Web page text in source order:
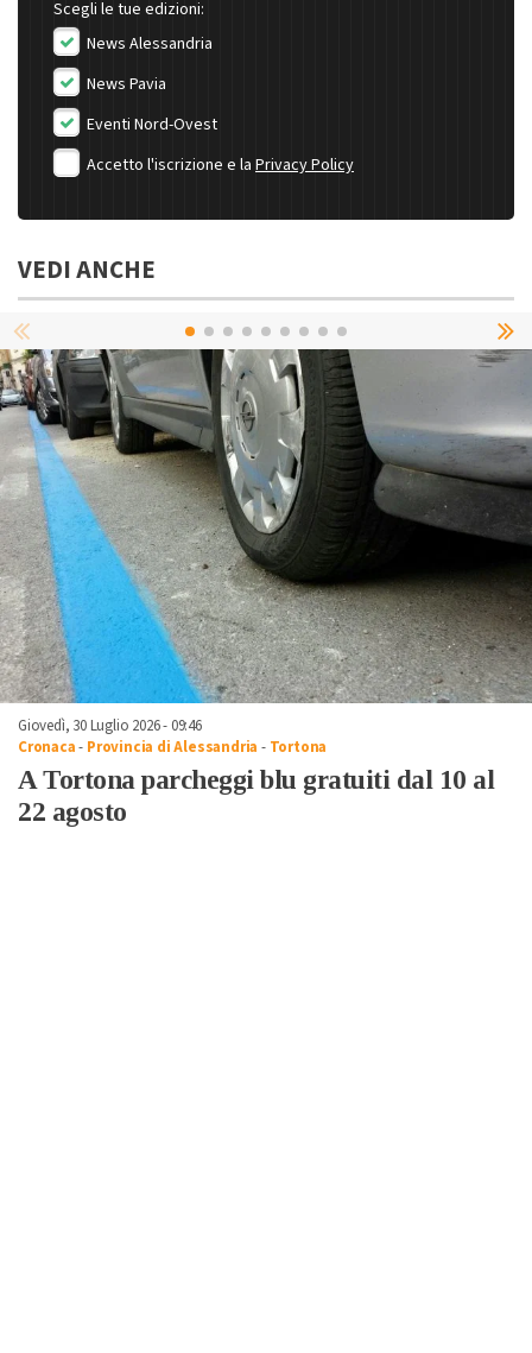
Scegli le tue edizioni:
News Alessandria
News Pavia
Eventi Nord-Ovest
Accetto l'iscrizione e la Privacy Policy
VEDI ANCHE
Giovedì, 30 Luglio 2026 - 09:46
Cronaca- Provincia di Alessandria - Tortona
A Tortona parcheggi blu gratuiti dal 10 al
22 agosto